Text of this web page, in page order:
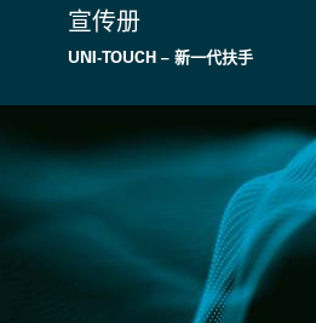
宣传册
UNI-TOUCH – 新一代扶手